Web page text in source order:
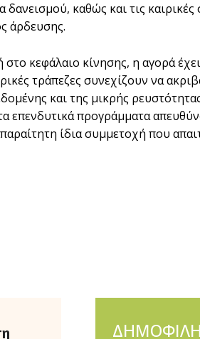
καθώς και τις καιρικές
άρδευσης.
στο κεφάλαιο κίνησης, η αγορά έχει
τράπεζες συνεχίζουν να
και της µικρής
επενδυτικά προγράµµατα
ίδια συµµετοχή που
ΔΗΜΟΦΙΛΗ